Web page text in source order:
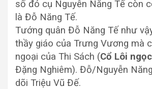
số đó cụ Nguyễn Năng Tế còn
là Đỗ Năng Tế.
Tướng quân Đỗ Năng Tế như
thầy giáo của Trưng Vương mà
ngoại của Thi Sách (Cổ Lôi
Đặng Nghiêm). Đỗ/Nguyễn
dõi Triệu Vũ Đế.